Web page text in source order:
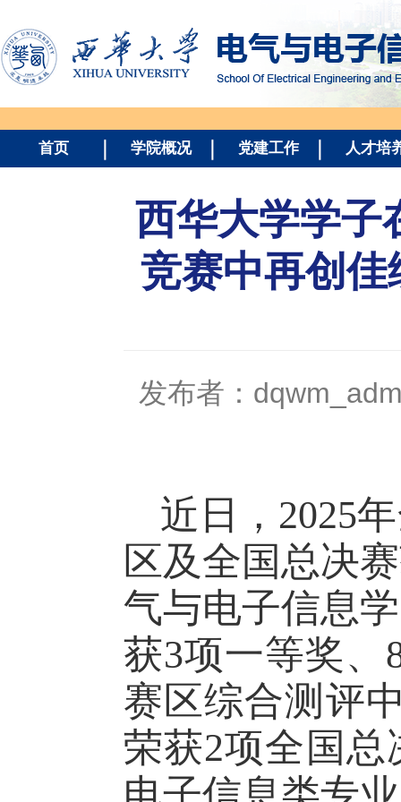
首页 学院概况 党建工作 人才培
西华大学学子
竞赛中再创
发布者：
近日， 2025
区及全国总决
气与电子信息
获3项一等奖、
赛区综合测评
荣获2项全国总